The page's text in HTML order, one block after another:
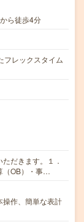
ら徒歩4分
フレックスタイム
だきます。１．
（OB）・事…
操作、簡単な表計